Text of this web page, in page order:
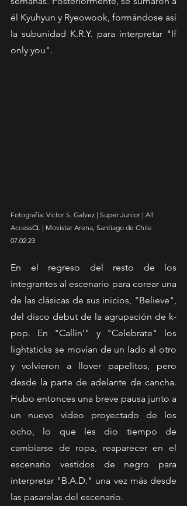
él Kyuhyun y Ryeowook, formándose así
la subunidad K.R.Y. para interpretar "If
only you".
Fotografía: Victor S. Galvez | Super Junior | All
AccessCL | Movistar Arena, Santiago de Chile
07.02.23
En el regreso del resto de los
integrantes al escenario para corear una
de las clásicas de sus inicios, "Believe",
del disco debut de la agrupación de k-
pop. En "Callin’" y "Celebrate" los
lightsticks se movían de un lado al otro
y volvieron a llover papelitos, pero
desde la parte de adelante de cancha.
Hubo entonces una breve pausa junto a
un nuevo video proyectado de los
ocho, lo que les dio tiempo de
cambiarse de ropa, reaparecer en el
escenario vestidos de negro para
interpretar "B.A.D." una vez más desde
las pasarelas del escenario.